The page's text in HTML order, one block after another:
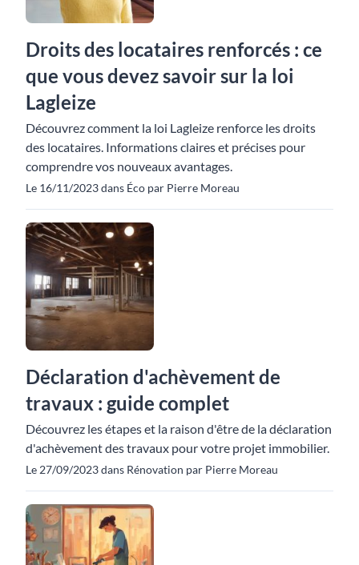
Droits des locataires renforcés : ce
que vous devez savoir sur la loi
Lagleize
Découvrez comment la loi Lagleize renforce les droits
des locataires. Informations claires et précises pour
comprendre vos nouveaux avantages.
Le 16/11/2023 dans Éco par Pierre Moreau
Déclaration d'achèvement de
travaux : guide complet
Découvrez les étapes et la raison d'être de la déclaration
d'achèvement des travaux pour votre projet immobilier.
Le 27/09/2023 dans Rénovation par Pierre Moreau